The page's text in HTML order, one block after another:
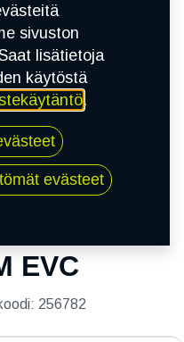
5HM EVC
EVC
256782
sivuston
lisätietoja
käytöstä
.
evästeet